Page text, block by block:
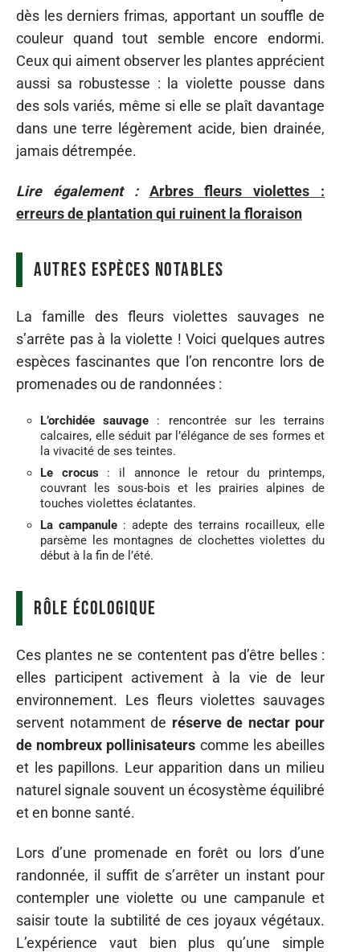
dès les derniers frimas, apportant un souffle de
couleur quand tout semble encore endormi.
Ceux qui aiment observer les plantes apprécient
aussi sa robustesse : la violette pousse dans
des sols variés, même si elle se plaît davantage
dans une terre légèrement acide, bien drainée,
jamais détrempée.
Lire également :
Arbres fleurs violettes :
erreurs de plantation qui ruinent la floraison
Autres espèces notables
La famille des fleurs violettes sauvages ne
s’arrête pas à la violette ! Voici quelques autres
espèces fascinantes que l’on rencontre lors de
promenades ou de randonnées :
L’orchidée sauvage : rencontrée sur les terrains
calcaires, elle séduit par l’élégance de ses formes et
la vivacité de ses teintes.
Le crocus : il annonce le retour du printemps,
couvrant les sous-bois et les prairies alpines de
touches violettes éclatantes.
La campanule : adepte des terrains rocailleux, elle
parsème les montagnes de clochettes violettes du
début à la fin de l’été.
Rôle écologique
Ces plantes ne se contentent pas d’être belles :
elles participent activement à la vie de leur
environnement. Les fleurs violettes sauvages
servent notamment de réserve de nectar pour
de nombreux pollinisateurs comme les abeilles
et les papillons. Leur apparition dans un milieu
naturel signale souvent un écosystème équilibré
et en bonne santé.
Lors d’une promenade en forêt ou lors d’une
randonnée, il suffit de s’arrêter un instant pour
contempler une violette ou une campanule et
saisir toute la subtilité de ces joyaux végétaux.
L’expérience vaut bien plus qu’une simple